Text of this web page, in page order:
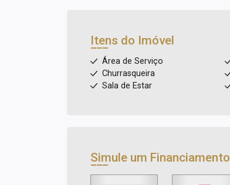
Itens do Imóvel
Área de Serviço
Churrasqueira
Sala de Estar
Simule um Financiamento